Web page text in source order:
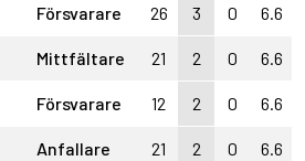
Försvarare 26 3 0 6.6
Mittfältare 21 2 0 6.6
Försvarare 12 2 0 6.6
Anfallare 21 2 0 6.6